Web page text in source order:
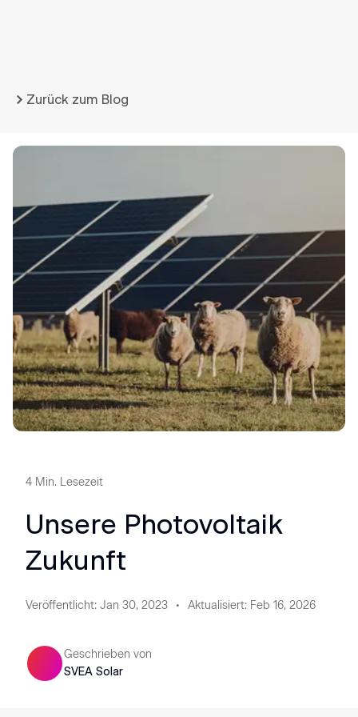
Zurück zum Blog
4 Min. Lesezeit
Unsere Photovoltaik
Zukunft
Veröffentlicht: Jan 30, 2023 Aktualisiert: Feb 16, 2026
Geschrieben von
SVEA Solar